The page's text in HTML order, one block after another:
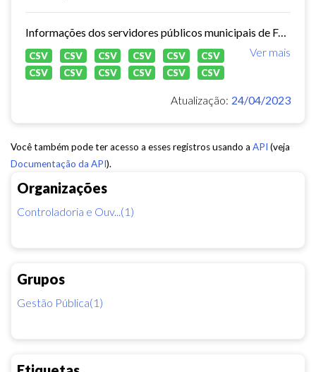
Organizações
Controladoria e Ouv...(1)
Grupos
Gestão Pública(1)
Informações dos servidores públicos municipais de Fortaleza referente ao ano de 2021.
Ver mais
CSV CSV CSV CSV CSV
CSV
CSV
CSV CSV CSV CSV CSV
Atualização: 24/04/2023
Você também pode ter acesso a esses registros usando a API (veja
Documentação da API).